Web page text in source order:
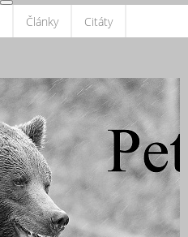
Články Citáty